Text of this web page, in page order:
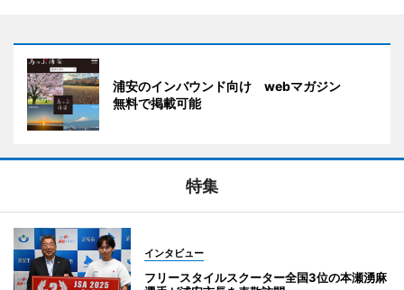
浦安のインバウンド向け webマガジン
無料で掲載可能
特集
インタビュー
フリースタイルスクーター全国3位の本瀬湧麻